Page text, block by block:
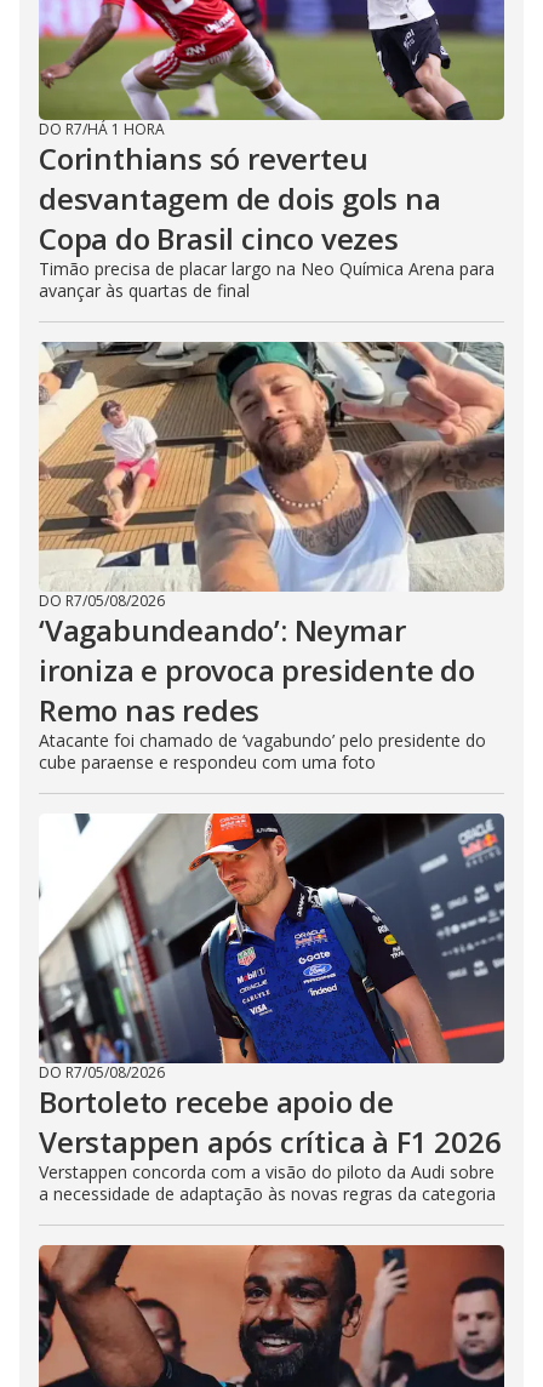
DO R7/HÁ 1 HORA
Corinthians só reverteu
desvantagem de dois gols na
Copa do Brasil cinco vezes
Timão precisa de placar largo na Neo Química Arena para
avançar às quartas de final
DO R7/05/08/2026
‘Vagabundeando’: Neymar
ironiza e provoca presidente do
Remo nas redes
Atacante foi chamado de ‘vagabundo’ pelo presidente do
cube paraense e respondeu com uma foto
DO R7/05/08/2026
Bortoleto recebe apoio de
Verstappen após crítica à F1 2026
Verstappen concorda com a visão do piloto da Audi sobre
a necessidade de adaptação às novas regras da categoria